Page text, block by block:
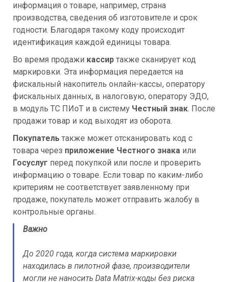
информация о товаре, например, страна
производства, сведения об изготовителе и срок
годности. Благодаря такому коду происходит
идентификация каждой единицы товара.
Во время продажи кассир также сканирует код
маркировки. Эта информация передается на
фискальный накопитель онлайн-кассы, оператору
фискальных данных, в налоговую, оператору ЭДО,
в модуль ТС ПИоТ и в систему Честный знак. После
продажи товар и код выходят из оборота.
Покупатель также может отсканировать код с
товара через приложение Честного знака или
Госуслуг перед покупкой или после и проверить
информацию о товаре. Если товар по каким-либо
критериям не соответствует заявленному при
продаже, покупатель может отправить жалобу в
контрольные органы.
Важно
До 2020 года, когда система маркировки
находилась в пилотной фазе, производители
могли не наносить Data Matrix-коды без риска